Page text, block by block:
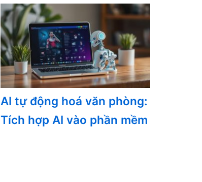
AI tự động hoá văn phòng:
Tích hợp AI vào phần mềm